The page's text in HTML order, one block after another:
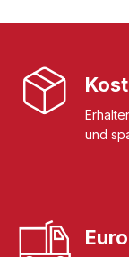
und